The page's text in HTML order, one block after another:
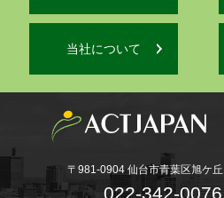
当社について
〒981-0904 仙台市青葉区旭ケ
022-342-0076